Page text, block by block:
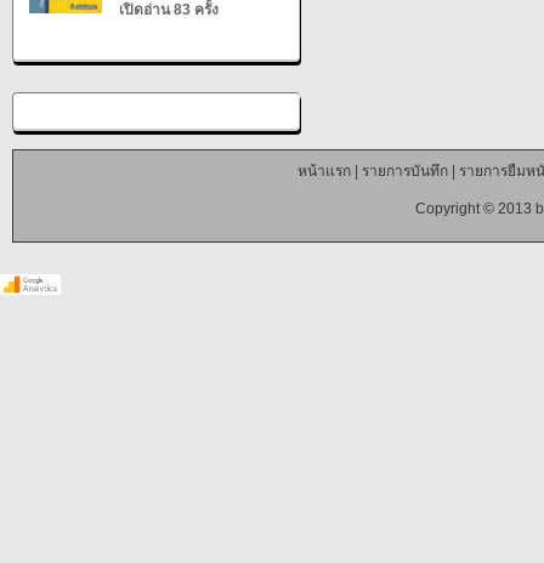
เปิดอ่าน 83 ครั้ง
หน้าแรก| รายการบันทึก| รายการยืมห
Copyright © 2013